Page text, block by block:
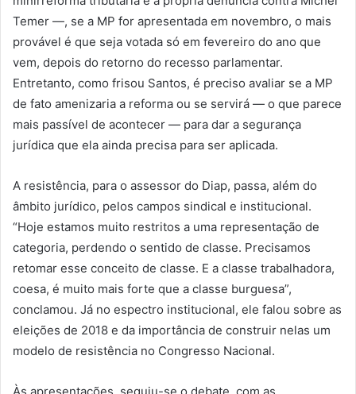
Temer —, se a MP for apresentada em novembro, o mais
provável é que seja votada só em fevereiro do ano que
vem, depois do retorno do recesso parlamentar.
Entretanto, como frisou Santos, é preciso avaliar se a MP
de fato amenizaria a reforma ou se servirá — o que parece
mais passível de acontecer — para dar a segurança
jurídica que ela ainda precisa para ser aplicada.
A resistência, para o assessor do Diap, passa, além do
âmbito jurídico, pelos campos sindical e institucional.
“Hoje estamos muito restritos a uma representação de
categoria, perdendo o sentido de classe. Precisamos
retomar esse conceito de classe. E a classe trabalhadora,
coesa, é muito mais forte que a classe burguesa”,
conclamou. Já no espectro institucional, ele falou sobre as
eleições de 2018 e da importância de construir nelas um
modelo de resistência no Congresso Nacional.
Às apresentações, seguiu-se o debate, com as